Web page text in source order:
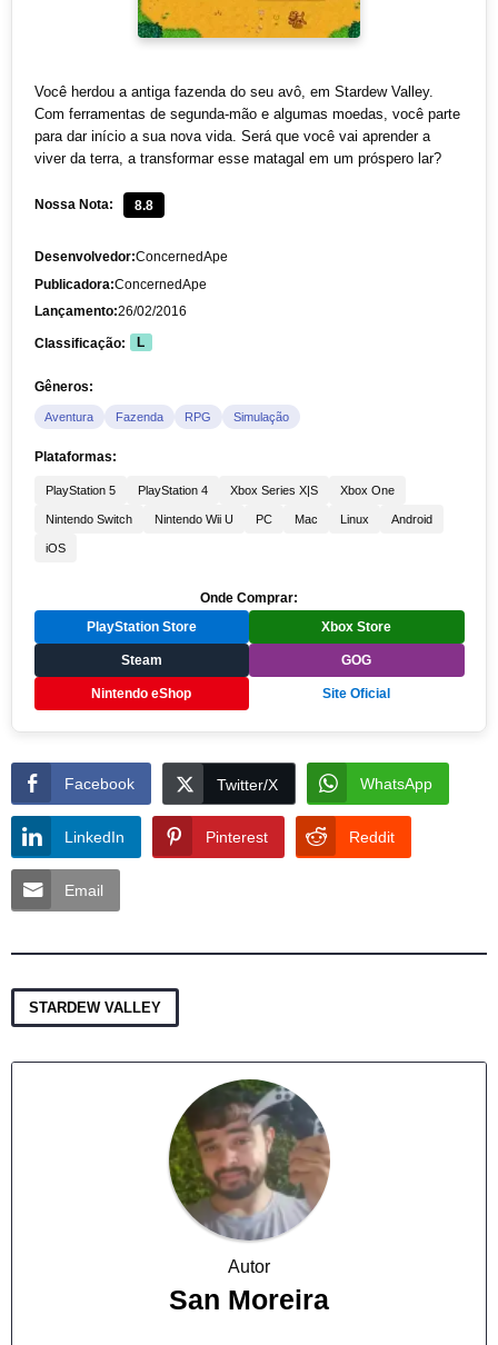
Você herdou a antiga fazenda do seu avô, em Stardew Valley.
Com ferramentas de segunda-mão e algumas moedas, você parte
para dar início a sua nova vida. Será que você vai aprender a
viver da terra, a transformar esse matagal em um próspero lar?
Nossa Nota: 8.8
Desenvolvedor:ConcernedApe
Publicadora:ConcernedApe
Lançamento:26/02/2016
Classificação: L
Gêneros:
Aventura Fazenda RPG Simulação
Plataformas:
PlayStation 5 PlayStation 4 Xbox Series X|S Xbox One
Nintendo Switch Nintendo Wii U PC Mac Linux Android
iOS
Onde Comprar:
PlayStation Store Xbox Store
Steam GOG
Nintendo eShop Site Oficial
Facebook Twitter/X WhatsApp
LinkedIn Pinterest Reddit
Email
STARDEW VALLEY
Autor
San Moreira